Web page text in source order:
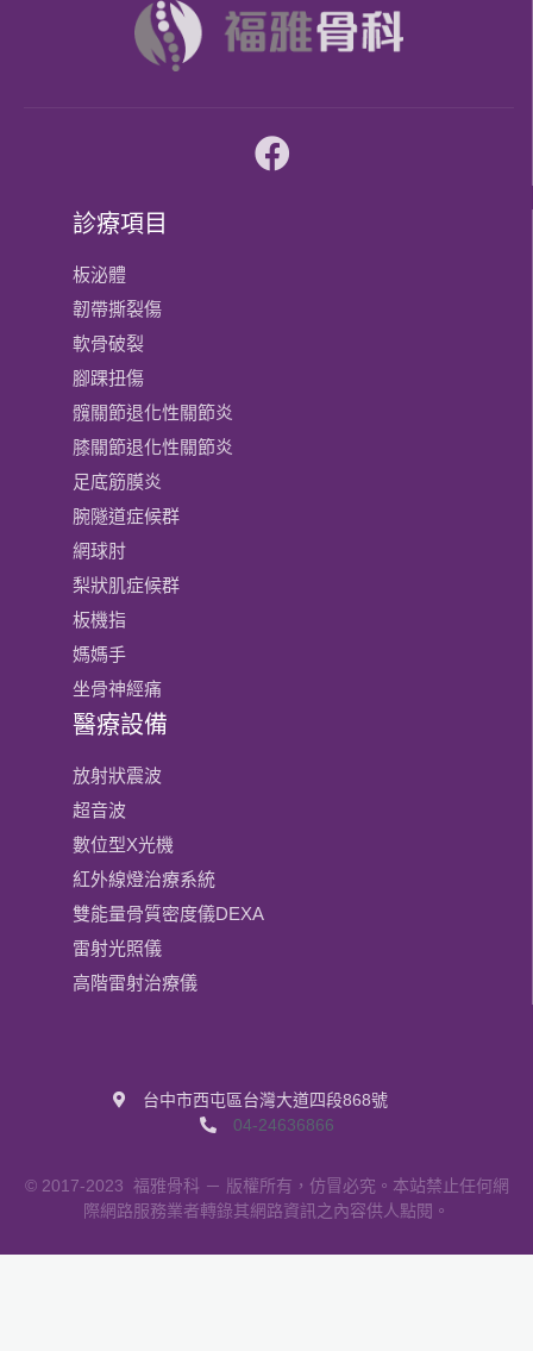
診療項目
板泌體
韌帶撕裂傷
軟骨破裂
腳踝扭傷
髖關節退化性關節炎
膝關節​退化性關節炎
足底筋膜炎
腕隧道症候群
網球肘
梨狀肌症候群
板機指
媽媽手
坐骨神經痛
醫療設備
放射狀震波
超音波
數位型X光機
紅外線燈治療系統
雙能量骨質密度儀DEXA
雷射光照儀
高階雷射治療儀
台中市西屯區台灣大道四段868號
04-24636866
© 2017-2023 福雅骨科 － 版權所有，仿冒必究。本站禁止任何網
際網路服務業者轉錄其網路資訊之內容供人點閱。